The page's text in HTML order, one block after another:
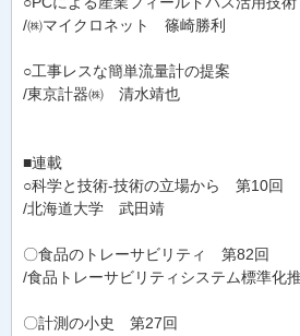
/㈱マイクロネット 篠崎勝利
○工事レスな簡単流量計の提案
/東京計器㈱ 清水靖也
■連載
○科学と技術-技術の立場から 第10回
/北海道大学 武田靖
〇食品のトレーサビリティ 第82回
/食品トレーサビリティシステム標準化
〇計測の小史 第27回